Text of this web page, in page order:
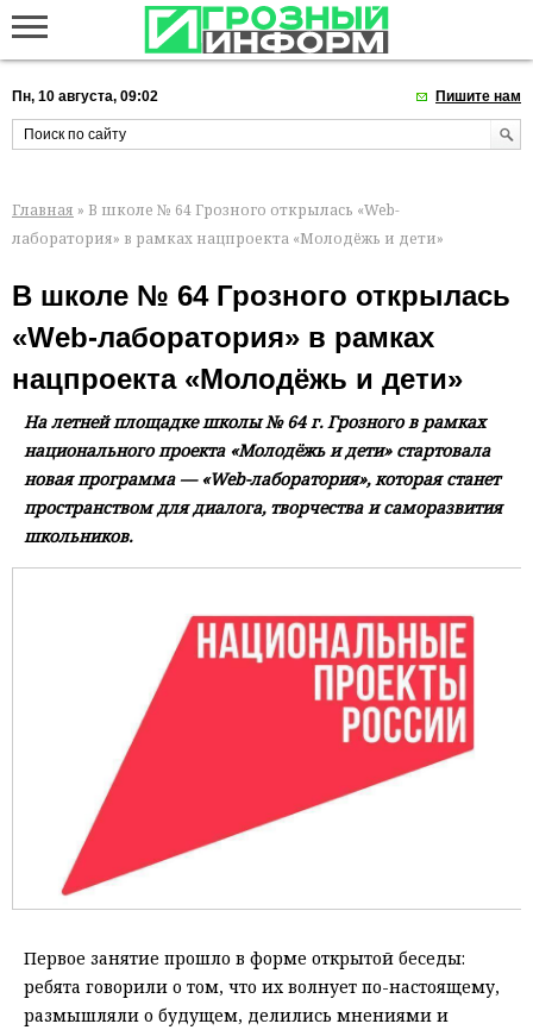
Пн, 10 августа, 09:02 Пишите нам
Главная » В школе № 64 Грозного открылась «Web-
лаборатория» в рамках нацпроекта «Молодёжь и дети»
В школе № 64 Грозного открылась
«Web-лаборатория» в рамках
нацпроекта «Молодёжь и дети»
На летней площадке школы № 64 г. Грозного в рамках
национального проекта «Молодёжь и дети» стартовала
новая программа — «Web-лаборатория», которая станет
пространством для диалога, творчества и саморазвития
школьников.
Первое занятие прошло в форме открытой беседы:
ребята говорили о том, что их волнует по-настоящему,
размышляли о будущем, делились мнениями и